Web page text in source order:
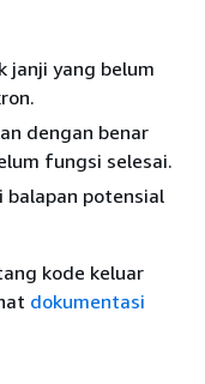
janji yang belum
dengan benar
fungsi selesai.
balapan potensial
kode keluar
dokumentasi